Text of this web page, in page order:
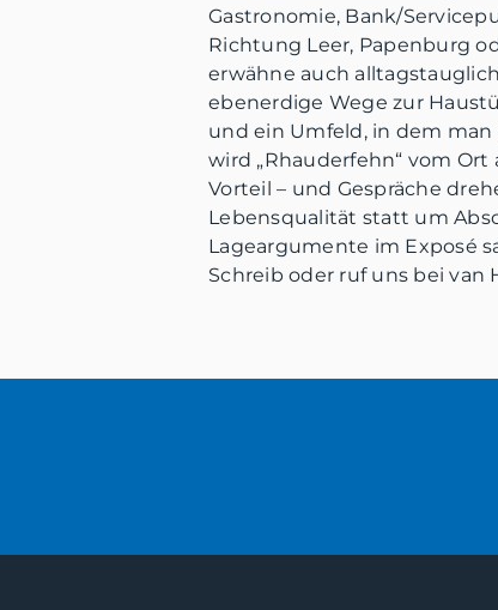
Gastronomie, Bank/
Richtung Leer, Papenburg
erwähne auch
ebenerdige Wege zur
und ein Umfeld, in dem
wird „Rhauderfehn“ vom
Vorteil – und Gespräche
Lebensqualität statt um
Lageargumente im Exposé
Schreib oder ruf uns bei van